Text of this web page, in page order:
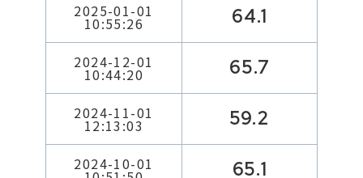
2025-01-01
10:55:26 64.1
2024-12-01
10:44:20 65.7
2024-11-01
12:13:03 59.2
2024-10-01 65.1